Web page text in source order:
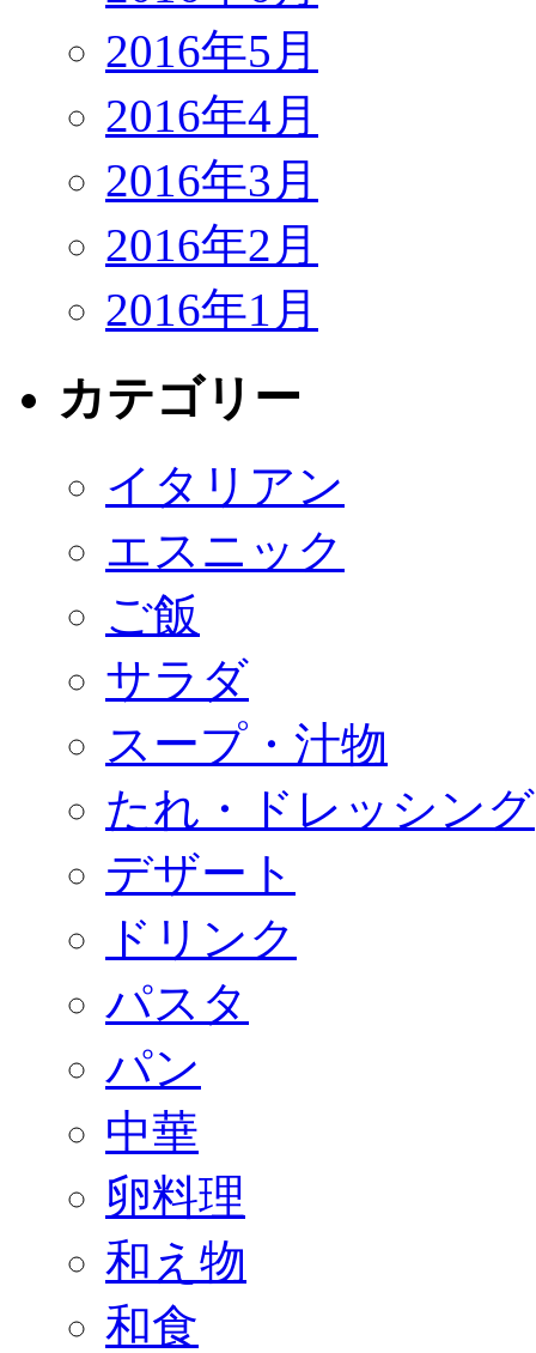
2016年5月
2016年4月
2016年3月
2016年2月
2016年1月
カテゴリー
イタリアン
エスニック
ご飯
サラダ
スープ・汁物
たれ・ドレッシング
デザート
ドリンク
パスタ
パン
中華
卵料理
和え物
和食